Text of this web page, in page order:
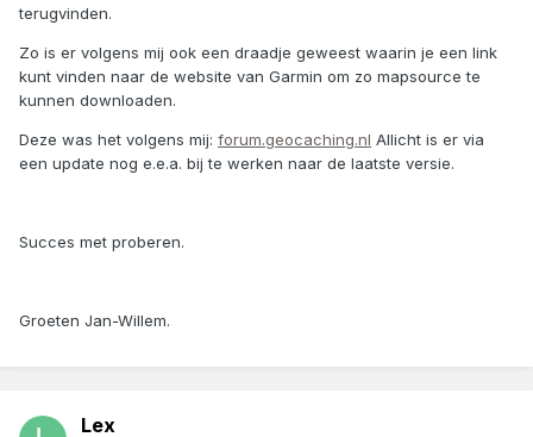
terugvinden.
Zo is er volgens mij ook een draadje geweest waarin je een link
kunt vinden naar de website van Garmin om zo mapsource te
kunnen downloaden.
Deze was het volgens mij: forum.geocaching.nl Allicht is er via
een update nog e.e.a. bij te werken naar de laatste versie.
Succes met proberen.
Groeten Jan-Willem.
Lex